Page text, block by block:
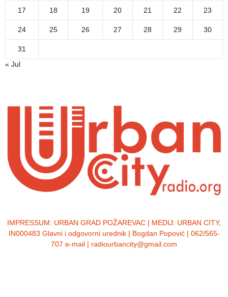
17 18 19 20 21 22 23
24 25 26 27 28 29 30
31
« Jul
IMPRESSUM: URBAN GRAD POŽAREVAC | MEDIJ: URBAN CITY,
IN000483 Glavni i odgovorni urednik | Bogdan Popović | 062/565-
707 e-mail | radiourbancity@gmail.com